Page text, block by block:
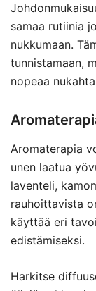
samaa rutiinia
nukkumaan.
tunnistamaan,
nopeaa
Aromaterapia
unen laatua
laventeli,
rauhoittavista
käyttää eri
edistämiseksi.
Harkitse